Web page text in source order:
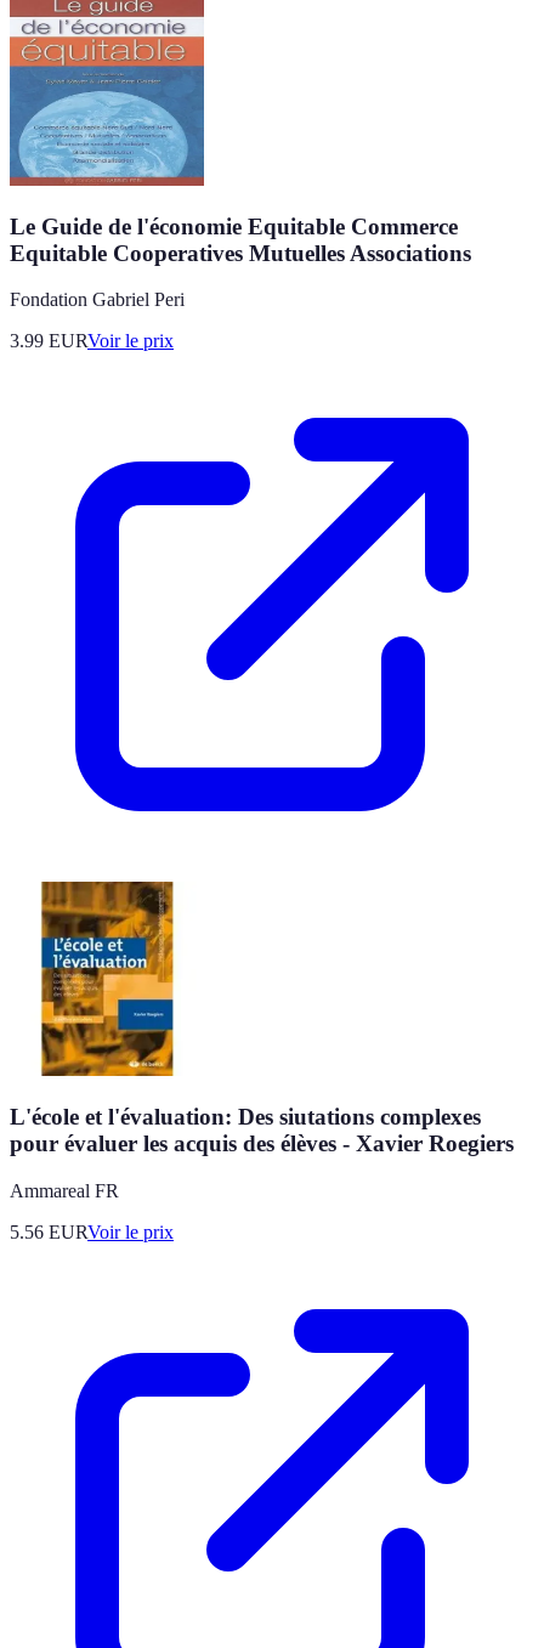
Le Guide de l'économie Equitable Commerce
Equitable Cooperatives Mutuelles Associations
Fondation Gabriel Peri
3.99 EURVoir le prix
L'école et l'évaluation: Des siutations complexes
pour évaluer les acquis des élèves - Xavier Roegiers
Ammareal FR
5.56 EURVoir le prix